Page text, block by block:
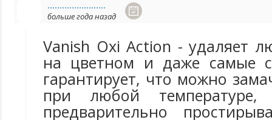
........................
больше года назад
Vanish Oxi Action - удаляет
на цветном и даже самые
гарантирует, что можно
при любой
предварительно